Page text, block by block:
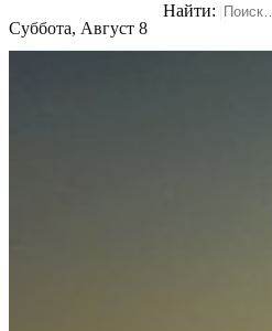
Суббота, Август 8
Найти: